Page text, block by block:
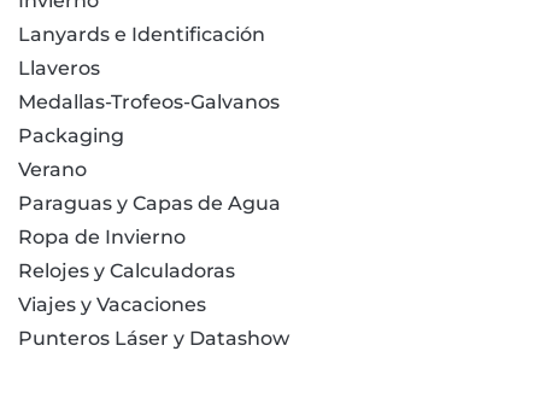
Lanyards e Identificación
Llaveros
Medallas-Trofeos-Galvanos
Packaging
Verano
Paraguas y Capas de Agua
Ropa de Invierno
Relojes y Calculadoras
Viajes y Vacaciones
Punteros Láser y Datashow